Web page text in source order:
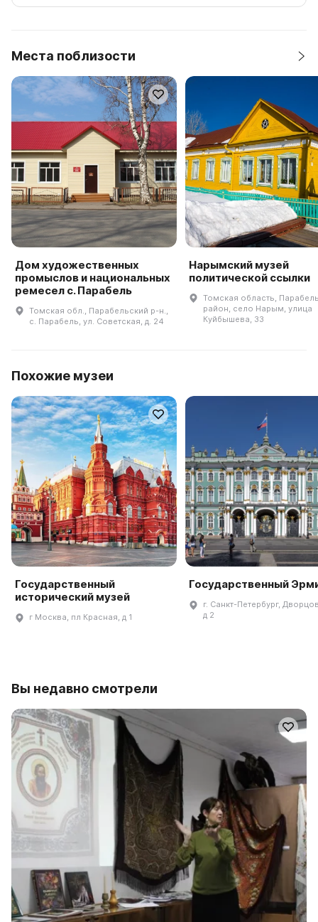
Места поблизости
Дом художественных
промыслов и национальных
ремесел с. Парабель
Томская обл., Парабельский р-н.,
с. Парабель, ул. Советская, д. 24
Нарымский музей
политической ссылки
Томская область,
район, село Нарым, улица
Куйбышева, 33
Похожие музеи
Государственный
исторический музей
г Москва, пл Красная, д 1
Государственный
г. Санкт-Петербург,
д 2
Вы недавно смотрели